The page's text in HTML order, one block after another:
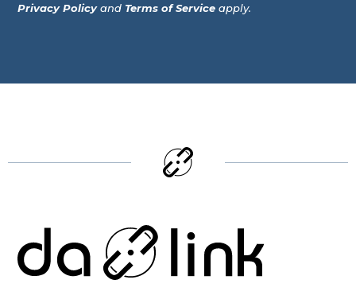
Privacy Policyand Terms of Service apply.